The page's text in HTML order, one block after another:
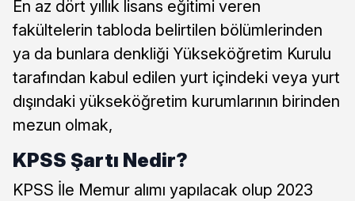
En az dört yıllık lisans eğitimi veren
fakültelerin tabloda belirtilen bölümlerinden
ya da bunlara denkliği Yükseköğretim Kurulu
tarafından kabul edilen yurt içindeki veya yurt
dışındaki yükseköğretim kurumlarının birinden
mezun olmak,
KPSS Şartı Nedir?
KPSS İle Memur alımı yapılacak olup 2023